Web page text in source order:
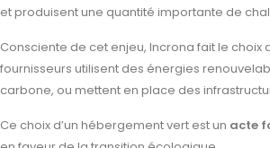
et produisent une quantité importante de
Consciente de cet enjeu, Incrona fait le choix
fournisseurs utilisent des énergies
carbone, ou mettent en place des
Ce choix d’un hébergement vert est un acte